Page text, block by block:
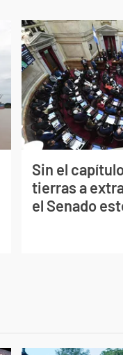
Sin el
tierras a
el Senado